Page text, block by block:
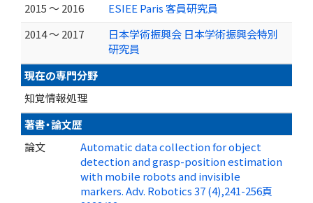
2015 ～ 2016
ESIEE Paris 客員研究員
2014 ～ 2017
日本学術振興会 日本学術振興会特別
研究員
現在の専門分野
知覚情報処理
著書・論文歴
論文
Automatic data collection for object
detection and grasp-position estimation
with mobile robots and invisible
markers. Adv. Robotics 37 (4),241-256頁